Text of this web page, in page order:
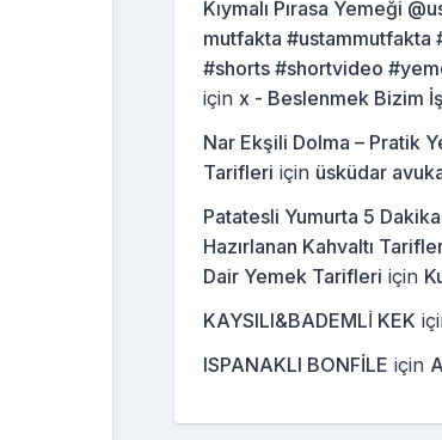
Kıymalı Pırasa Yemeği
mutfakta #ustammutfakta
#shorts #shortvideo
için x - Beslenmek Bizim
Nar Ekşili Dolma – Pratik
Tarifleri için üsküdar
Patatesli Yumurta 5
Hazırlanan Kahvaltı
Dair Yemek Tarifleri için
KAYSILI&BADEMLİ KEK
ISPANAKLI BONFİLE için